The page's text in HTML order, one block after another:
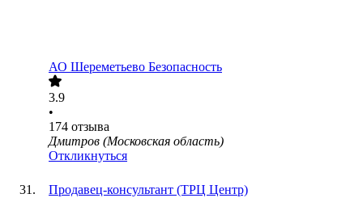
АО Шереметьево Безопасность
3.9
•
174 отзыва
Дмитров (Московская область)
Откликнуться
Продавец-консультант (ТРЦ Центр)